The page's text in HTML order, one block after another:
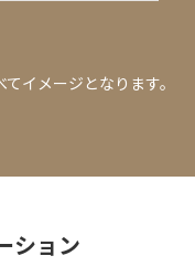
てイメージとなります。
ション